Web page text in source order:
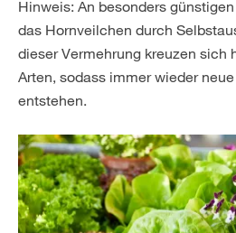
Hinweis: An besonders
das Hornveilchen durch
dieser Vermehrung kreuzen sich
Arten, sodass immer wieder
entstehen.